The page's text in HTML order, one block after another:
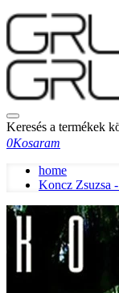
Keresés a termékek
0Kosaram
home
Koncz Zsuzsa